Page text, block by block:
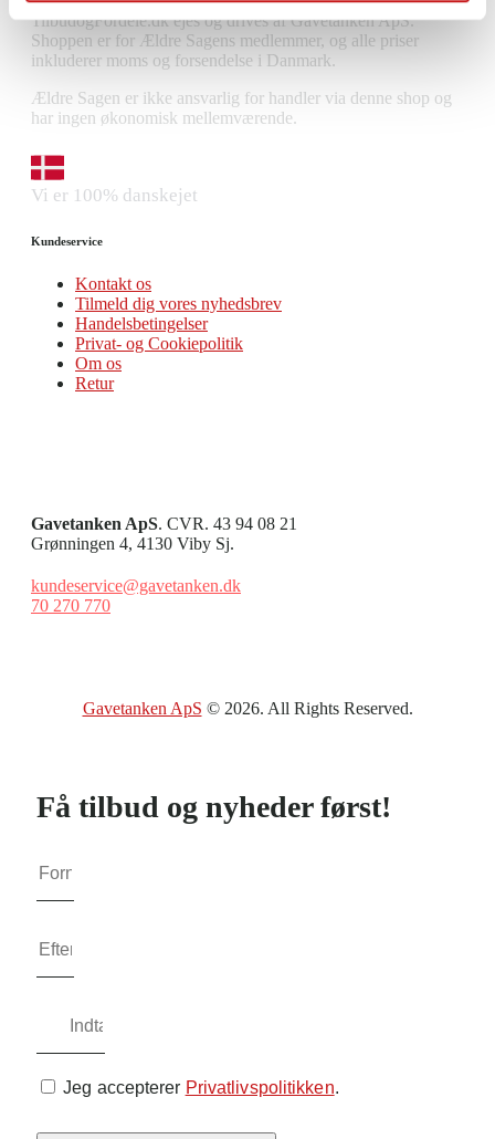
TilbudogFordele.dk ejes og drives af Gavetanken ApS.
Shoppen er for Ældre Sagens medlemmer, og alle priser
inkluderer moms og forsendelse i Danmark.
Ældre Sagen er ikke ansvarlig for handler via denne shop og
har ingen økonomisk mellemværende.
Vi er 100% danskejet
Kundeservice
Kontakt os
Tilmeld dig vores nyhedsbrev
Handelsbetingelser
Privat- og Cookiepolitik
Om os
Retur
Gavetanken ApS. CVR. 43 94 08 21
Grønningen 4, 4130 Viby Sj.
kundeservice@gavetanken.dk
70 270 770
Gavetanken ApS © 2026. All Rights Reserved.
Få tilbud og nyheder først!
Jeg accepterer Privatlivspolitikken.